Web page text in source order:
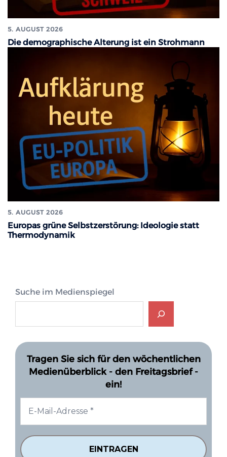
5. AUGUST 2026
Die demographische Alterung ist ein Strohmann
5. AUGUST 2026
Europas grüne Selbstzerstörung: Ideologie statt
Thermodynamik
Suche im Medienspiegel
Tragen Sie sich für den wöchentlichen
Medienüberblick - den Freitagsbrief -
ein!